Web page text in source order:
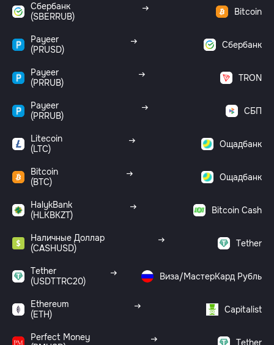
Сбербанк
(SBERRUB)
Bitcoin
Payeer
(PRUSD)
Сбербанк
Payeer
(PRRUB)
TRON
Payeer
(PRRUB)
СБП
Litecoin
(LTC)
Ощадбанк
Bitcoin
(BTC)
Ощадбанк
HalykBank
(HLKBKZT)
Bitcoin Cash
Наличные Доллар
(CASHUSD)
Tether
Tether
(USDTTRC20)
Виза/МастерКард Рубль
Ethereum
(ETH)
Capitalist
Perfect Money
Tether